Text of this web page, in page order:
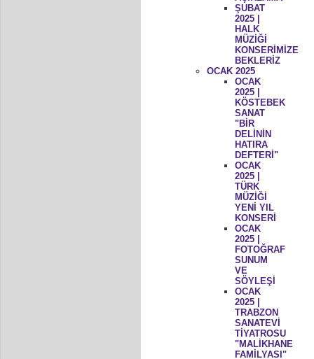
ŞUBAT
2025 |
HALK
MÜZİĞİ
KONSERİMİZE
BEKLERİZ
OCAK 2025
OCAK
2025 |
KÖSTEBEK
SANAT
"BİR
DELİNİN
HATIRA
DEFTERİ"
OCAK
2025 |
TÜRK
MÜZİĞİ
YENİ YIL
KONSERİ
OCAK
2025 |
FOTOĞRAF
SUNUM
VE
SÖYLEŞİ
OCAK
2025 |
TRABZON
SANATEVİ
TİYATROSU
"MALİKHANE
FAMİLYASI"